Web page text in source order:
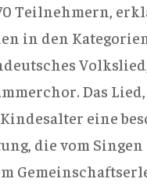
Teilnehmern,
in den
Das
eine
die vom